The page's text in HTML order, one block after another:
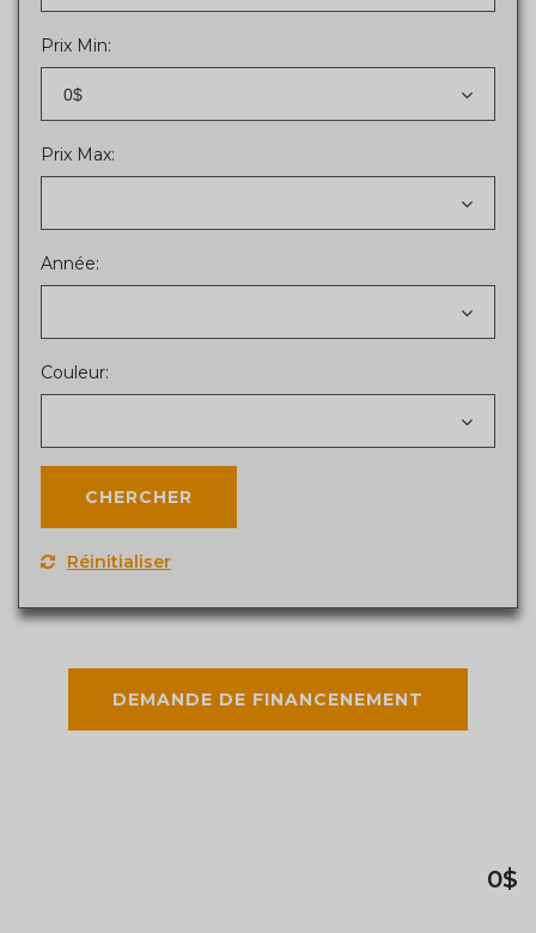
Prix Min:
0$
Prix Max:
Année:
Couleur:
Réinitialiser
DEMANDE DE FINANCENEMENT
0$